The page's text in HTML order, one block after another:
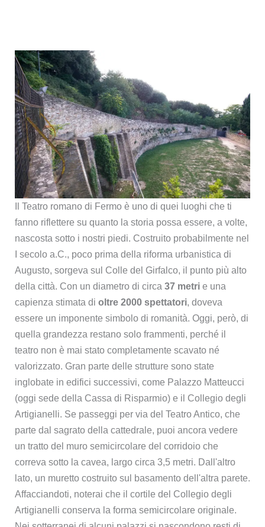
Il Teatro romano di Fermo è uno di quei luoghi che ti
fanno riflettere su quanto la storia possa essere, a volte,
nascosta sotto i nostri piedi. Costruito probabilmente nel
I secolo a.C., poco prima della riforma urbanistica di
Augusto, sorgeva sul Colle del Girfalco, il punto più alto
della città. Con un diametro di circa 37 metrie una
capienza stimata di oltre 2000 spettatori, doveva
essere un imponente simbolo di romanità. Oggi, però, di
quella grandezza restano solo frammenti, perché il
teatro non è mai stato completamente scavato né
valorizzato. Gran parte delle strutture sono state
inglobate in edifici successivi, come Palazzo Matteucci
(oggi sede della Cassa di Risparmio) e il Collegio degli
Artigianelli. Se passeggi per via del Teatro Antico, che
parte dal sagrato della cattedrale, puoi ancora vedere
un tratto del muro semicircolare del corridoio che
correva sotto la cavea, largo circa 3,5 metri. Dall'altro
lato, un muretto costruito sul basamento dell'altra parete.
Affacciandoti, noterai che il cortile del Collegio degli
Artigianelli conserva la forma semicircolare originale.